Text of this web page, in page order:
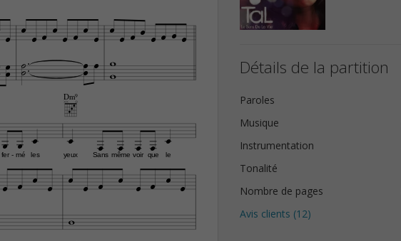
fer mé
- les yeux Sans même voir que le
Dm9
     

 
 
 

        
           

Détails de la partition
Paroles
Musique
Instrumentation
Tonalité
Nombre de pages
Avis clients (12)